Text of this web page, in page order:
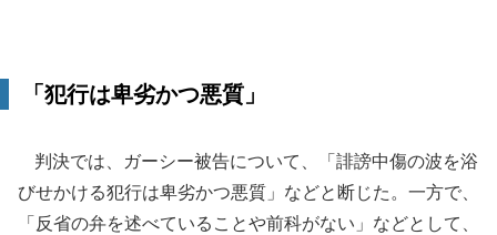
「犯行は卑劣かつ悪質」
判決では、ガーシー被告について、「誹謗中傷の波を浴
びせかける犯行は卑劣かつ悪質」などと断じた。一方で、
「反省の弁を述べていることや前科がない」などとして、